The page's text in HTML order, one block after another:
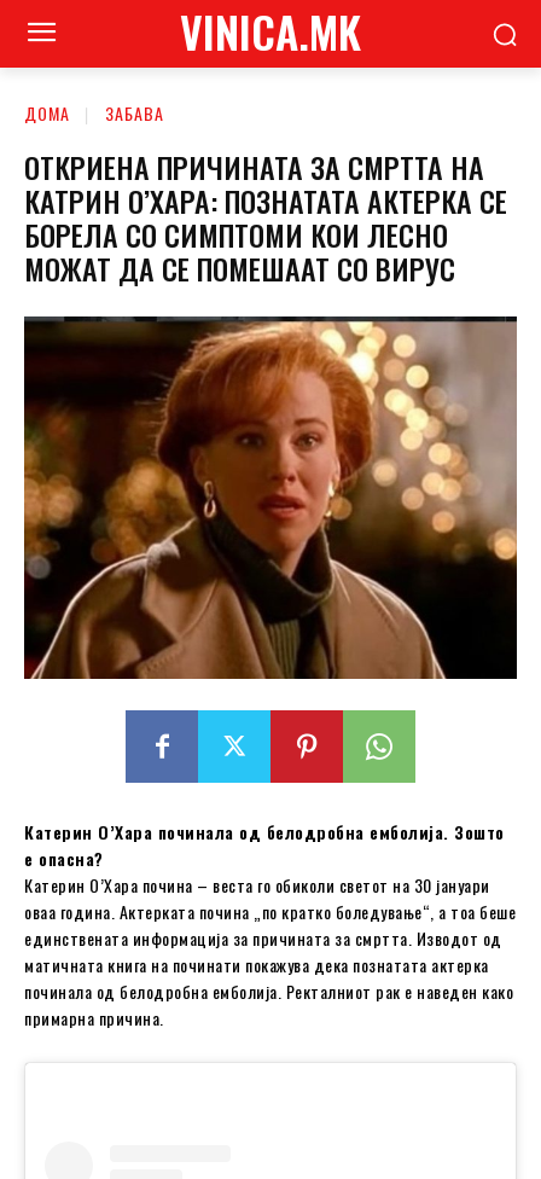
VINICA.MK
ДОМА ЗАБАВА
ОТКРИЕНА ПРИЧИНАТА ЗА СМРТТА НА
КАТРИН О’ХАРА: ПОЗНАТАТА АКТЕРКА СЕ
БОРЕЛА СО СИМПТОМИ КОИ ЛЕСНО
МОЖАТ ДА СЕ ПОМЕШААТ СО ВИРУС
Катерин О’Хара починала од белодробна емболија. Зошто
е опасна?
Катерин О’Хара почина – веста го обиколи светот на 30 јануари
оваа година. Актерката почина „по кратко боледување“, а тоа беше
единствената информација за причината за смртта. Изводот од
матичната книга на починати покажува дека познатата актерка
починала од белодробна емболија. Ректалниот рак е наведен како
примарна причина.